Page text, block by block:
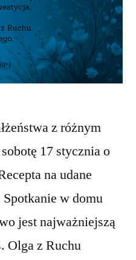
z różnym
17 stycznia o
na udane
w domu
jest najważniejszą
Olga z Ruchu